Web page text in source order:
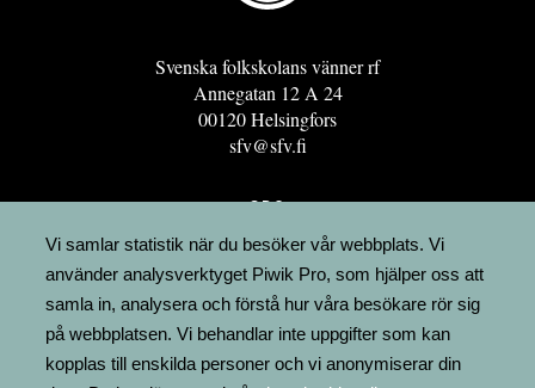
Svenska folkskolans vänner rf
Annegatan 12 A 24
00120 Helsingfors
sfv@sfv.fi
GRO
FÖRENINGSRESURSEN
MINNESRUNOR.FI
UPPSLAGSVERKET FINLAND
LÄGENHETER
FAKTURERING
Vi samlar statistik när du besöker vår webbplats. Vi
använder analysverktyget Piwik Pro, som hjälper oss att
samla in, analysera och förstå hur våra besökare rör sig
på webbplatsen. Vi behandlar inte uppgifter som kan
kopplas till enskilda personer och vi anonymiserar din